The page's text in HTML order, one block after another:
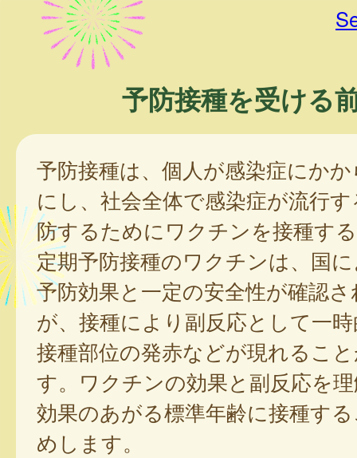
予防接種を受ける
予防接種は、個人が感染症にか
にし、社会全体で感染症が流行
防するためにワクチンを接種す
定期予防接種のワクチンは、国
予防効果と一定の安全性が確認
が、接種により副反応として一
接種部位の発赤などが現れるこ
す。ワクチンの効果と副反応を
効果のあがる標準年齢に接種す
めします。